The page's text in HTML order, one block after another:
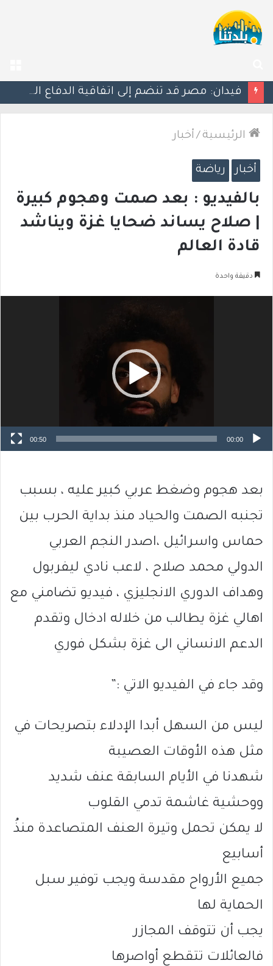
عن
الرئيسية / أخبار
أخبار رياضة
بالفيديو : بعد صمت وهجوم كبيرة
| صلاح يساند ضحايا غزة ويناشد
قادة العالم
دقيقة واحدة
00:00
00:50
بعد هجوم وضغط عربي كبير عليه ، بسبب
تجنبه الصمت والحياد منذ بداية الحرب بين
حماس واسرائيل ،اصدر النجم العربي
الدولي محمد صلاح ، لاعب نادي ليفربول
وهداف الدوري الانجليزي ، فيديو تضامني مع
اهالي غزة يطالب من خلاله ادخال وتقدم
الدعم الانساني الى غزة بشكل فوري
وقد جاء في الفيديو الاتي :”
ليس من السهل أبدا الإدلاء بتصريحات في
مثل هذه الأوقات العصيبة
شهدنا في الأيام السابقة عنف شديد
ووحشية غاشمة تدمي القلوب
لا يمكن تحمل وتيرة العنف المتصاعدة منذُ
أسابيع
جميع الأرواح مقدسة ويجب توفير سبل
الحماية لها
يجب أن تتوقف المجازر
فالعائلات تتقطع أواصرها